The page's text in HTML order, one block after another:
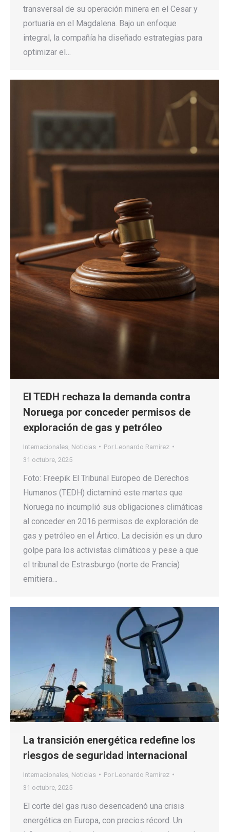
transversal de su operación minera en el Cesar y
portuaria en el Magdalena. Bajo un enfoque
integral, la compañía ha diseñado estrategias para
optimizar el…
El TEDH rechaza la demanda contra
Noruega por conceder permisos de
exploración de gas y petróleo
Internacionales Noticias Por Leonardo Ramirez
31 octubre, 2025
Foto: Freepik El Tribunal Europeo de Derechos
Humanos (TEDH) dictaminó este martes que
Noruega no incumplió sus obligaciones climáticas
al conceder en 2016 permisos de exploración de
gas y petróleo en el Ártico. La decisión es un duro
golpe para los activistas climáticos y pese a que
el tribunal de Estrasburgo (norte de Francia)
emitiera…
La transición energética redefine los
riesgos de seguridad internacional
Internacionales Noticias Por Leonardo Ramirez
31 octubre, 2025
El corte del gas ruso desencadenó una crisis
energética en Europa, con precios récord. Un